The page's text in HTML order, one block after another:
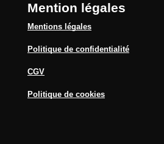
Mention légales
Mentions légales
Politique de confidentialité
CGV
Politique de cookies